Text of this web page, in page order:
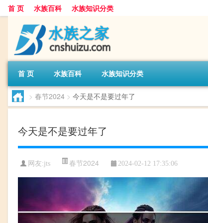
首 页 水族百科 水族知识分类
首 页 水族百科 水族知识分类
> 春节2024 > 今天是不是要过年了
今天是不是要过年了
网友:jts 春节2024 2024-02-12 17:35:06